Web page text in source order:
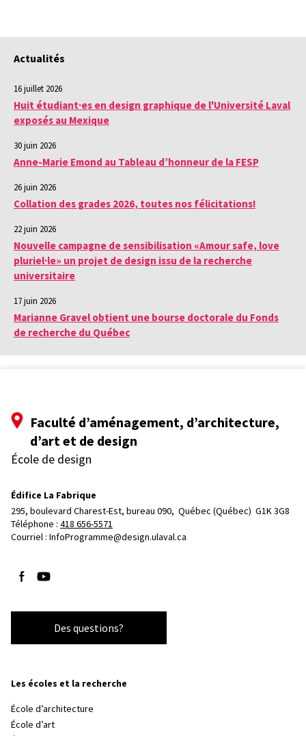
Actualités
16 juillet 2026
Huit étudiant·es en design graphique de l'Université Laval
exposés au Mexique
30 juin 2026
Anne-Marie Emond au Tableau d’honneur de la FESP
26 juin 2026
Collation des grades 2026, toutes nos félicitations!
22 juin 2026
Nouvelle campagne de sensibilisation «Amour safe, love
pluriel·le» un projet de design issu de la recherche
universitaire
17 juin 2026
Marianne Gravel obtient une bourse doctorale du Fonds
de recherche du Québec
Faculté d’aménagement, d’architecture,
d’art et de design
École de design
Édifice La Fabrique
295, boulevard Charest-Est, bureau 090, Québec (Québec)  G1K 3G8
Téléphone : 418 656-5571
Courriel : InfoProgramme@design.ulaval.ca
Suivez-nous sur Facebook
Suivez-nous sur YouTube
Des questions?
Les écoles et la recherche
École d’architecture
École d’art